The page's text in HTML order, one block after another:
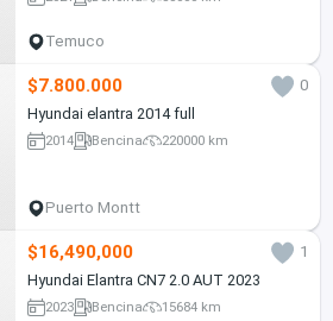
Temuco
$7.800.000
0
Hyundai elantra 2014 full
2014 Bencina 220000 km
Puerto Montt
$16,490,000
1
Hyundai Elantra CN7 2.0 AUT 2023
2023 Bencina 15684 km